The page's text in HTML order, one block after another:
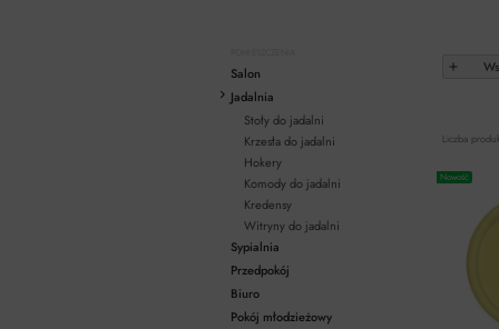
Salon
Jadalnia
Stoły do jadalni
Krzesła do jadalni
Hokery
Komody do jadalni
Kredensy
Witryny do jadalni
Sypialnia
Przedpokój
Biuro
Pokój młodzieżowy
Liczba
Nowość